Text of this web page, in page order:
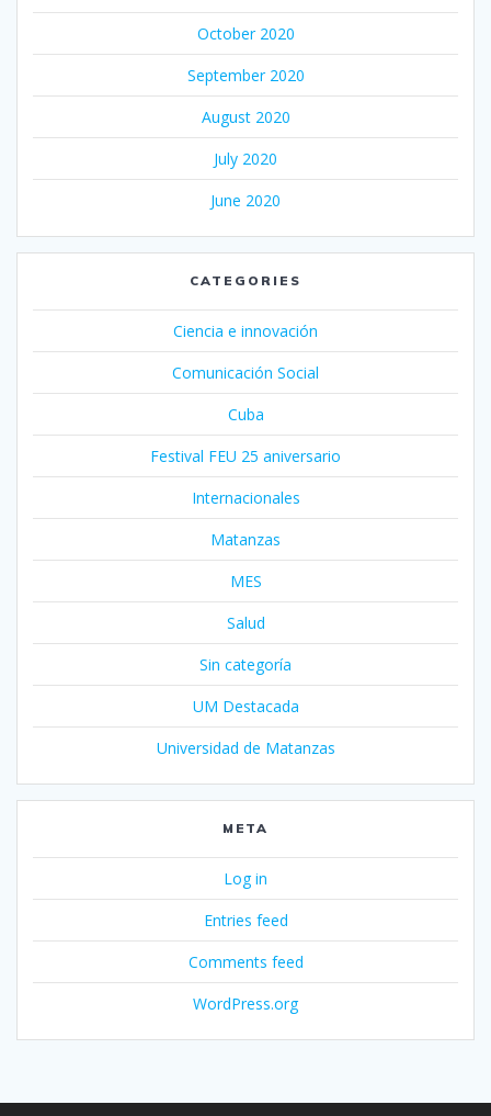
October 2020
September 2020
August 2020
July 2020
June 2020
CATEGORIES
Ciencia e innovación
Comunicación Social
Cuba
Festival FEU 25 aniversario
Internacionales
Matanzas
MES
Salud
Sin categoría
UM Destacada
Universidad de Matanzas
META
Log in
Entries feed
Comments feed
WordPress.org